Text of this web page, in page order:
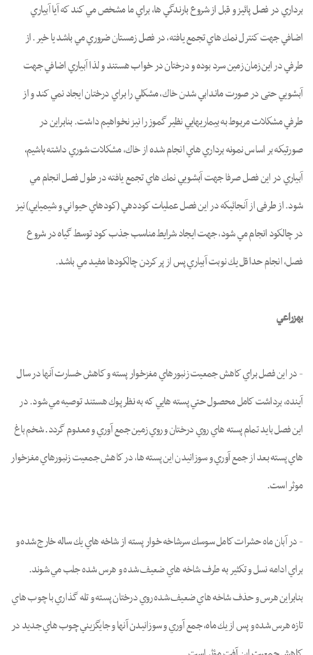
برداري در فصل پائيز و قبل از شروع بارندگي ها، براي ما مشخص مي كند كه آيا آبياري
اضافي جهت كنترل نمك هاي تجمع يافته، در فصل زمستان ضروري مي باشد يا خير. از
طرفي در اين زمان زمين سرد بوده و درختان در خواب هستند و لذا آبياري اضافي جهت
آبشويي حتی در صورت ماندابي شدن خاك، مشكلي را براي درختان ايجاد نمي كند و از
طرفي مشكلات مربوط به بيماريهايي نظير گموز را نيز نخواهيم داشت. بنابراین در
صورتيكه بر اساس نمونه برداري هاي انجام شده از خاك، مشكلات شوري داشته باشيم،
آبياري در اين فصل صرفا جهت آبشويي نمك هاي تجمع يافته در طول فصل انجام مي
شود. از طرفی از آنجائيكه در اين فصل عمليات كوددهي (كودهاي حيواني و شيميايي) نيز
در چالكود انجام مي شود، جهت ايجاد شرايط مناسب جذب كود توسط گياه در شروع
فصل، انجام حداقل يك نوبت آبياري پس از پر كردن چالكودها مفيد مي باشد.
بهزراعي
- در اين فصل براي كاهش جمعيت زنبورهاي مغزخوار پسته و كاهش خسارت آنها در سال
آينده، برداشت كامل محصول حتي پسته هايي كه به نظر پوك هستند توصيه مي شود. در
اين فصل بايد تمام پسته هاي روي درختان و روي زمين جمع آوري و معدوم گردد. شخم باغ
هاي پسته بعد از جمع آوري و سوزانيدن این پسته ها، در كاهش جمعيت زنبورهاي مغزخوار
موثر است.
- در آبان ماه حشرات كامل سوسك سرشاخه خوار پسته از شاخه هاي يك ساله خارج شده و
براي ادامه نسل و تكثير به طرف شاخه هاي ضعيف شده و هرس شده جلب مي شوند.
بنابراين هرس و حذف شاخه هاي ضعيف شده روي درختان پسته و تله گذاري با چوب هاي
تازه هرس شده و پس از يك ماه، جمع آوري و سوزانيدن آنها و جايگزيني چوب هاي جديد در